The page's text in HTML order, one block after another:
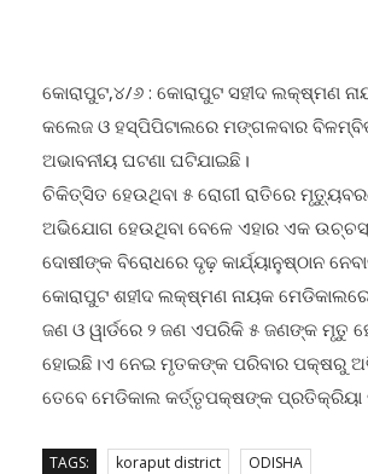
କୋରାପୁଟ,୪/୬ : କୋରାପୁଟ ସହୀଦ ଲକ୍ଷ୍ମଣ
କଲେଜ ଓ ହସ୍ପିପିଟାଲରେ ମଙ୍ଗଳବାର
ଅଭାବନୀୟ ଘଟଣା ଘଟିଯାଇଛି।
ଚିକିତ୍ସିତ ହେଉଥିବା ୫ ରୋଗୀ ରାତିରେ
ଅଭିଯୋଗ ହେଉଥିବା ବେଳେ ଏହାର ଏକ
ଦୋଷୀଙ୍କ ବିରୋଧରେ ଦୃଢ଼ କାର୍ଯ୍ୟାନୁଷ୍ଠାନ
କୋରାପୁଟ ଶହୀଦ ଲକ୍ଷ୍ମଣ ନାୟକ
ଜଣ ଓ ୱାର୍ଡରେ ୨ ଜଣ ଏପରିକି ୫ ଜଣଙ୍କ ମୃତୁ
ହୋଇଛି।ଏ ନେଇ ମୃତକଙ୍କ ପରିବାର ପକ୍ଷରୁ
ତେବେ ମେଡିକାଲ କର୍ତ୍ତୃପକ୍ଷଙ୍କ ପ୍ରତିକ୍ରିୟା
TAGS: koraput district ODISHA